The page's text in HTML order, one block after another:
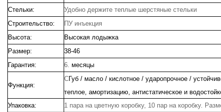
Стельки:
Удобно держите теплые шерстяные стельки
Строительство:
ПУ инъекция
Высота:
Высокая лодыжка
Размер:
38-46
Гарантия:
6. месяцы
Функция:
СГуб / масло / кислотное / ударопрочное /
теплое, амортизацию, антистатическое и
Упаковка:
1 пара на цветную коробку, 10 пар на коробку.